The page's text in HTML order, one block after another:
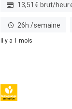
13,51€ brut/
26h /semaine
il y a 1 mois